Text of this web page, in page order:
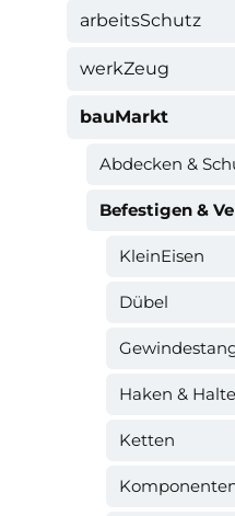
arbeitsSchutz
werkZeug
bauMarkt
Abdecken &
Befestigen &
KleinEisen
Dübel
Haken &
Ketten